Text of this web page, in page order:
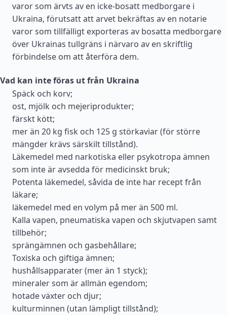
varor som ärvts av en icke-bosatt medborgare i
Ukraina, förutsatt att arvet bekräftas av en notarie
varor som tillfälligt exporteras av bosatta medborgare
över Ukrainas tullgräns i närvaro av en skriftlig
förbindelse om att återföra dem.
Vad kan inte föras ut från Ukraina
Späck och korv;
ost, mjölk och mejeriprodukter;
färskt kött;
mer än 20 kg fisk och 125 g störkaviar (för större
mängder krävs särskilt tillstånd).
Läkemedel med narkotiska eller psykotropa ämnen
som inte är avsedda för medicinskt bruk;
Potenta läkemedel, såvida de inte har recept från
läkare;
läkemedel med en volym på mer än 500 ml.
Kalla vapen, pneumatiska vapen och skjutvapen samt
tillbehör;
sprängämnen och gasbehållare;
Toxiska och giftiga ämnen;
hushållsapparater (mer än 1 styck);
mineraler som är allmän egendom;
hotade växter och djur;
kulturminnen (utan lämpligt tillstånd);